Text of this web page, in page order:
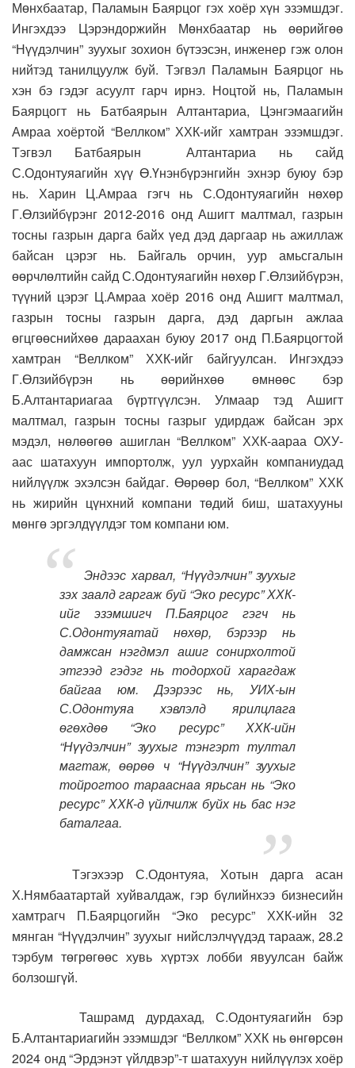
Мөнхбаатар, Паламын Баярцог гэх хоёр хүн эзэмшдэг.
Ингэхдээ Цэрэндоржийн Мөнхбаатар нь өөрийгөө
“Нүүдэлчин” зуухыг зохион бүтээсэн, инженер гэж олон
нийтэд танилцуулж буй. Тэгвэл Паламын Баярцог нь
хэн бэ гэдэг асуулт гарч ирнэ. Ноцтой нь, Паламын
Баярцогт нь Батбаярын Алтантариа, Цэнгэмаагийн
Амраа хоёртой “Веллком” ХХК-ийг хамтран эзэмшдэг.
Тэгвэл Батбаярын Алтантариа нь сайд
С.Одонтуяагийн хүү Ө.Үнэнбүрэнгийн эхнэр буюу бэр
нь. Харин Ц.Амраа гэгч нь С.Одонтуяагийн нөхөр
Г.Өлзийбүрэнг 2012-2016 онд Ашигт малтмал, газрын
тосны газрын дарга байх үед дэд даргаар нь ажиллаж
байсан цэрэг нь. Байгаль орчин, уур амьсгалын
өөрчлөлтийн сайд С.Одонтуяагийн нөхөр Г.Өлзийбүрэн,
түүний цэрэг Ц.Амраа хоёр 2016 онд Ашигт малтмал,
газрын тосны газрын дарга, дэд даргын ажлаа
өгцгөөснийхөө дараахан буюу 2017 онд П.Баярцогтой
хамтран “Веллком” ХХК-ийг байгуулсан. Ингэхдээ
Г.Өлзийбүрэн нь өөрийнхөө өмнөөс бэр
Б.Алтантариагаа бүртгүүлсэн. Улмаар тэд Ашигт
малтмал, газрын тосны газрыг удирдаж байсан эрх
мэдэл, нөлөөгөө ашиглан “Веллком” ХХК-аараа ОХУ-
аас шатахуун импортолж, уул уурхайн компаниудад
нийлүүлж эхэлсэн байдаг. Өөрөөр бол, “Веллком” ХХК
нь жирийн цүнхний компани төдий биш, шатахууны
мөнгө эргэлдүүлдэг том компани юм.
Эндээс харвал, “Нүүдэлчин” зуухыг
зэх заалд гаргаж буй “Эко ресурс” ХХК-
ийг эзэмшигч П.Баярцог гэгч нь
С.Одонтуяатай нөхөр, бэрээр нь
дамжсан нэгдмэл ашиг сонирхолтой
этгээд гэдэг нь тодорхой харагдаж
байгаа юм. Дээрээс нь, УИХ-ын
С.Одонтуяа хэвлэлд ярилцлага
өгөхдөө “Эко ресурс” ХХК-ийн
“Нүүдэлчин” зуухыг тэнгэрт тултал
магтаж, өөрөө ч “Нүүдэлчин” зуухыг
тойрогтоо тарааснаа ярьсан нь “Эко
ресурс” ХХК-д үйлчилж буйх нь бас нэг
баталгаа.
Тэгэхээр С.Одонтуяа, Хотын дарга асан
Х.Нямбаатартай хуйвалдаж, гэр бүлийнхээ бизнесийн
хамтрагч П.Баярцогийн “Эко ресурс” ХХК-ийн 32
мянган “Нүүдэлчин” зуухыг нийслэлчүүдэд тарааж, 28.2
тэрбум төгрөгөөс хувь хүртэх лобби явуулсан байж
болзошгүй.
Ташрамд дурдахад, С.Одонтуяагийн бэр
Б.Алтантариагийн эзэмшдэг “Веллком” ХХК нь өнгөрсөн
2024 онд “Эрдэнэт үйлдвэр”-т шатахуун нийлүүлэх хоёр